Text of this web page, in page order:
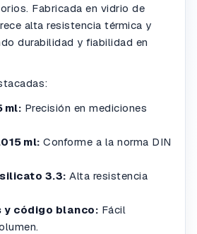
Fabricada en vidrio de
alta resistencia térmica y
durabilidad y fiabilidad en
ml: Precisión en mediciones
ml: Conforme a la norma DIN
3.3: Alta resistencia
y código blanco: Fácil